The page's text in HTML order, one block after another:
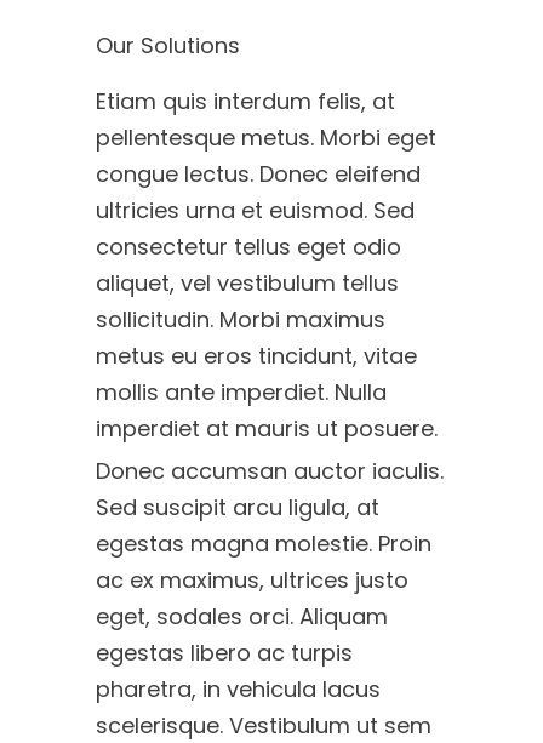
Our Solutions
Etiam quis interdum felis, at
pellentesque metus. Morbi eget
congue lectus. Donec eleifend
ultricies urna et euismod. Sed
consectetur tellus eget odio
aliquet, vel vestibulum tellus
sollicitudin. Morbi maximus
metus eu eros tincidunt, vitae
mollis ante imperdiet. Nulla
imperdiet at mauris ut posuere.
Donec accumsan auctor iaculis.
Sed suscipit arcu ligula, at
egestas magna molestie. Proin
ac ex maximus, ultrices justo
eget, sodales orci. Aliquam
egestas libero ac turpis
pharetra, in vehicula lacus
scelerisque. Vestibulum ut sem